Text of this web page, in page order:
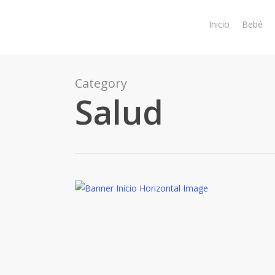
Inicio Bebé
Category
Salud